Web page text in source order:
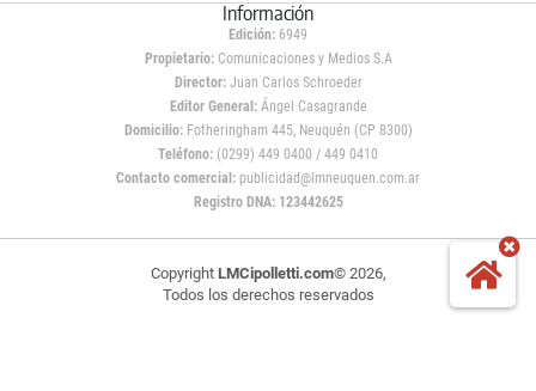
Información
Edición: 6949
Propietario:Comunicaciones y Medios S.A
Director: Juan Carlos Schroeder
Editor General:Ángel Casagrande
Domicilio:Fotheringham 445, Neuquén (CP 8300)
Teléfono: (0299) 449 0400 / 449 0410
Contacto comercial: publicidad@lmneuquen.com.ar
Registro DNA: 123442625
Copyright LMCipolletti.com© 2026,
Todos los derechos reservados